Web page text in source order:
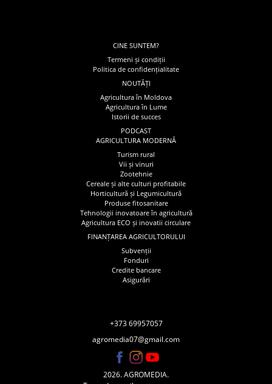
CINE SUNTEM?
Termeni și condiții
Politica de confidențialitate
NOUTĂȚI
Agricultura în Moldova
Agricultura în Lume
Istorii de succes
PODCAST
AGRICULTURA MODERNĂ
Turism rural
Vii și vinuri
Zootehnie
Cereale și alte culturi profitabile
Horticultură și Legumicultură
Produse fitosanitare
Tehnologii inovatoare în agricultură
Agricultura ECO și inovatii circulare
FINANȚAREA AGRICULTORULUI
Subvenții
Fonduri
Credite bancare
Asigurări
+373 69957057
agromedia07@gmail.com
2026. AGROMEDIA.